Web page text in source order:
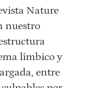
Nature
nuestro
límbico y
entre